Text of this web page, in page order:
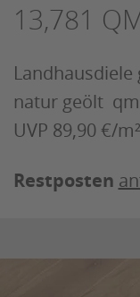
13,781
Landhausdiele
natur geölt
UVP 89,90 €/m²
Restposten